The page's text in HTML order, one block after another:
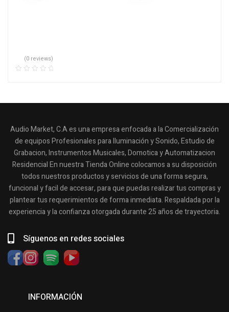
(0 reviews)
Audio Market, C.A es una empresa enfocada a la Comercialización
de equipos Profesionales para Iluminación y Sonido, Estudio de
Grabacion, Instrumentos Musicales, Domotica y Automatizacion
Residencial En nuestra Tienda Online colocamos a su disposición
todos nuestros productos y servicios de una forma segura,
funcional y facil de accesar, para que puedas realizar tus compras y
plantear tus requerimientos de forma inmediata. Respaldada por la
experiencia y la confianza otorgada durante 25 años de trayectoria.
Síguenos en redes sociales
INFORMACIÓN